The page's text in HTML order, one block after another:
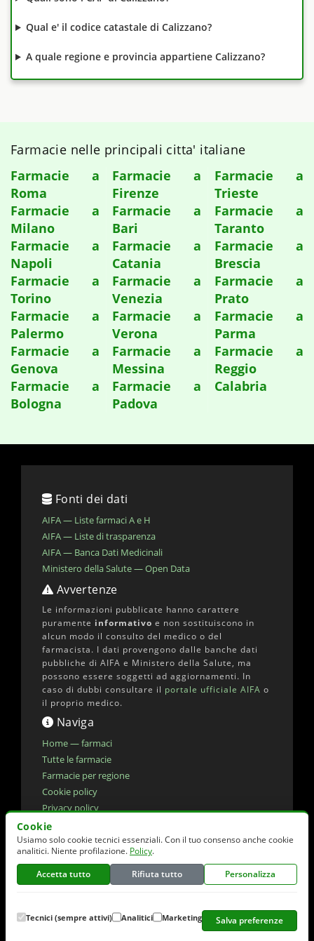
Qual e' il codice catastale di Calizzano?
A quale regione e provincia appartiene Calizzano?
Farmacie nelle principali citta' italiane
Farmacie a
Roma
Farmacie a
Milano
Farmacie a
Napoli
Farmacie a
Torino
Farmacie a
Palermo
Farmacie a
Genova
Farmacie a
Bologna
Farmacie a
Firenze
Farmacie a
Bari
Farmacie a
Catania
Farmacie a
Venezia
Farmacie a
Verona
Farmacie a
Messina
Farmacie a
Padova
Farmacie a
Trieste
Farmacie a
Taranto
Farmacie a
Brescia
Farmacie a
Prato
Farmacie a
Parma
Farmacie a
Reggio
Calabria
Fonti dei dati
AIFA — Liste farmaci A e H
AIFA — Liste di trasparenza
AIFA — Banca Dati Medicinali
Ministero della Salute — Open Data
Avvertenze
Le informazioni pubblicate hanno carattere
puramente informativo e non sostituiscono in
alcun modo il consulto del medico o del
farmacista. I dati provengono dalle banche dati
pubbliche di AIFA e Ministero della Salute, ma
possono essere soggetti ad aggiornamenti. In
caso di dubbi consultare il portale ufficiale AIFA o
il proprio medico.
Naviga
Home — farmaci
Tutte le farmacie
Farmacie per regione
Cookie policy
Privacy policy
Dichiarazione di accessibilita'
Preferenze cookie
© 2026 elencofarmaci.it | Dati farmaci:AIFA
Salute(CC-BY 4.0)
Cookie
Usiamo solo cookie tecnici essenziali. Con il tuo consenso anche cookie
analitici. Niente profilazione. Policy.
Accetta tutto
Rifiuta tutto Personalizza
Tecnici (sempre attivi) Analitici Marketing Salva preferenze